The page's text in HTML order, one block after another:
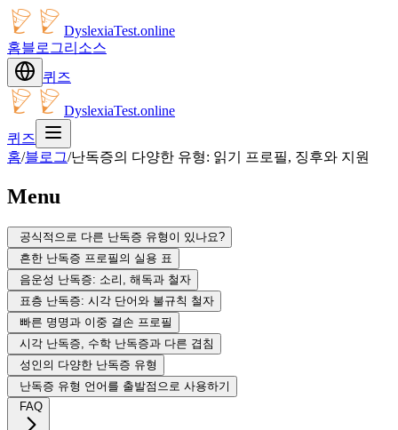
DyslexiaTest.online
홈블로그리소스
퀴즈
DyslexiaTest.online
퀴즈
홈/블로그/난독증의 다양한 유형: 읽기 프로필, 징후와 지원
Menu
공식적으로 다른 난독증 유형이 있나요?
흔한 난독증 프로필의 실용 표
음운성 난독증: 소리, 해독과 철자
표층 난독증: 시각 단어와 불규칙 철자
빠른 명명과 이중 결손 프로필
시각 난독증, 수학 난독증과 다른 겹침
성인의 다양한 난독증 유형
난독증 유형 언어를 출발점으로 사용하기
FAQ